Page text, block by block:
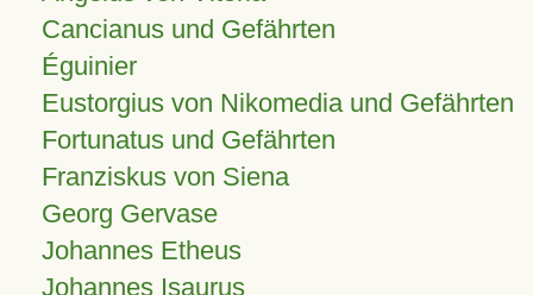
Cancianus und Gefährten
Éguinier
Eustorgius von Nikomedia und Gefährten
Fortunatus und Gefährten
Franziskus von Siena
Georg Gervase
Johannes Etheus
Johannes Isaurus